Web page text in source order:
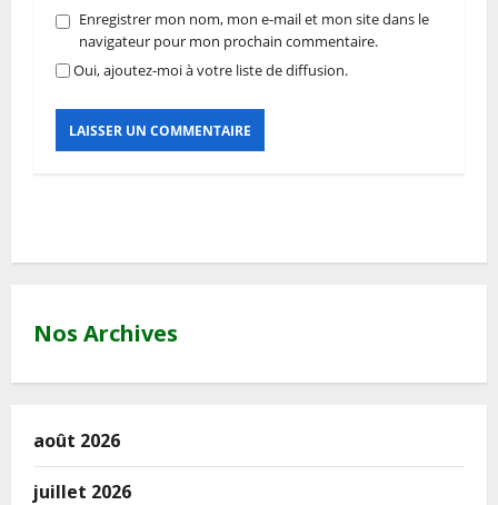
Enregistrer mon nom, mon e-mail et mon site dans le
navigateur pour mon prochain commentaire.
Oui, ajoutez-moi à votre liste de diffusion.
Nos Archives
août 2026
juillet 2026